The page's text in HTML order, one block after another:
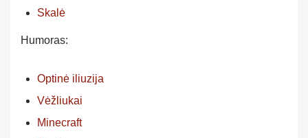
Skalė
Humoras:
Optinė iliuzija
Vėžliukai
Minecraft